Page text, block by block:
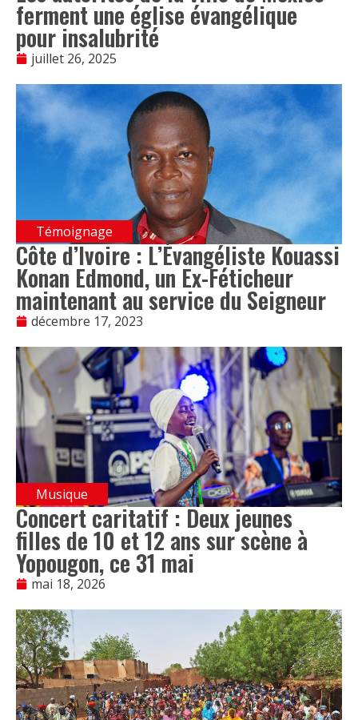
ferment une église évangélique
pour insalubrité
juillet 26, 2025
Témoignage
Côte d’Ivoire : L’Évangéliste Kouassi
Konan Edmond, un Ex-Féticheur
maintenant au service du Seigneur
décembre 17, 2023
Musique
Concert caritatif : Deux jeunes
filles de 10 et 12 ans sur scène à
Yopougon, ce 31 mai
mai 18, 2026